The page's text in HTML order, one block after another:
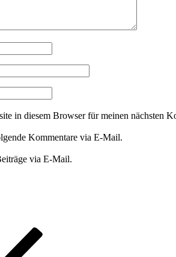
in diesem Browser für meinen nächsten
Kommentare via E-Mail.
via E-Mail.